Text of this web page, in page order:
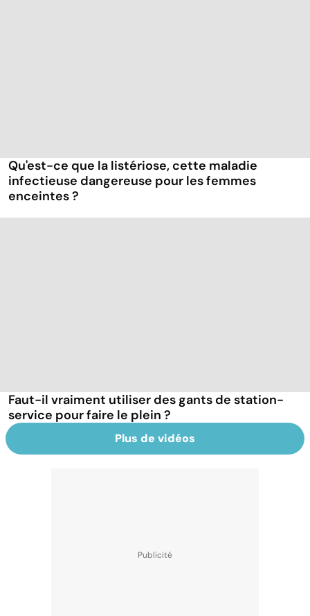
Qu'est-ce que la listériose, cette maladie
infectieuse dangereuse pour les femmes
enceintes ?
Faut-il vraiment utiliser des gants de station-
service pour faire le plein ?
Plus de vidéos